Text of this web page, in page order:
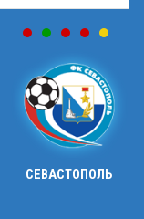
СЕВАСТОПОЛЬ